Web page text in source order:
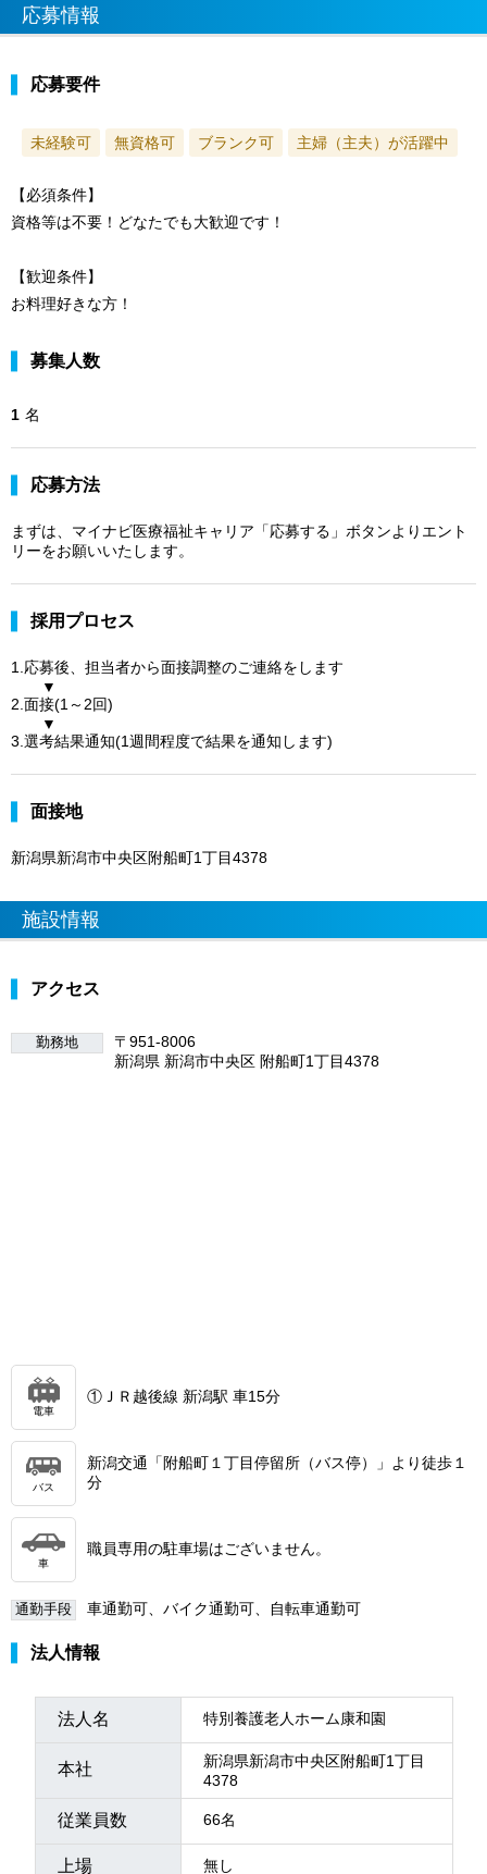
応募情報
応募要件
未経験可 無資格可 ブランク可 主婦（主夫）が活躍中
【必須条件】
資格等は不要！どなたでも大歓迎です！
【歓迎条件】
お料理好きな方！
募集人数
1 名
応募方法
まずは、マイナビ医療福祉キャリア「応募する」ボタンよりエント
リーをお願いいたします。
採用プロセス
1.応募後、担当者から面接調整のご連絡をします
▼
2.面接(1～2回)
▼
3.選考結果通知(1週間程度で結果を通知します)
面接地
新潟県新潟市中央区附船町1丁目4378
施設情報
アクセス
勤務地
〒951-8006
新潟県 新潟市中央区 附船町1丁目4378
電車
①ＪＲ越後線 新潟駅 車15分
バス
新潟交通「附船町１丁目停留所（バス停）」より徒歩１
分
車
職員専用の駐車場はございません。
通勤手段 車通勤可、バイク通勤可、自転車通勤可
法人情報
法人名 特別養護老人ホーム康和園
本社
新潟県新潟市中央区附船町1丁目
4378
従業員数 66名
上場 無し